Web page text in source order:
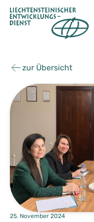
Zum
Inhalt
zur Übersicht
25. November 2024